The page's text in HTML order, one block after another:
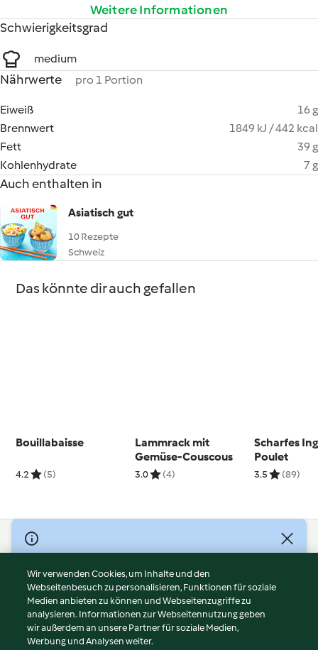
Weitere Informationen
Schwierigkeitsgrad
medium
Nährwerte pro 1 Portion
Eiweiß
16 g
Brennwert
1849 kJ / 442 kcal
Fett
39 g
Kohlenhydrate
7 g
Auch enthalten in
Asiatisch gut
10 Rezepte
Schweiz
Das könnte dir auch gefallen
Bouillabaisse
4.2 (5)
Lammrack mit
Gemüse-Couscous
3.0 (4)
Scharfes
Poulet
3.5 (89)
© Copyright 2026
Nutzungsbedingungen
Datenschutzrichtlinien
Disclaimer
Impressum
Cookies
Wir verwenden Cookies, um Inhalte und den
Webseitenbesuch zu personalisieren, Funktionen für soziale
Medien anbieten zu können und Webseitenzugriffe zu
analysieren. Informationen zur Webseitennutzung geben
wir außerdem an unsere Partner für soziale Medien,
Werbung und Analysen weiter.